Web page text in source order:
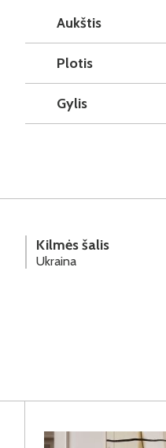
Aukštis
Plotis
Gylis
Kilmės šalis
Ukraina